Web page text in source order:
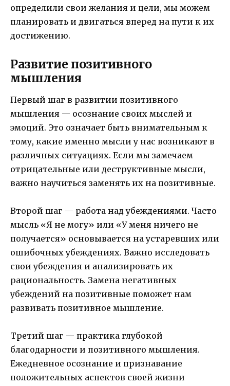
определили свои желания и цели, мы можем
планировать и двигаться вперед на пути к их
достижению.
Развитие позитивного
мышления
Первый шаг в развитии позитивного
мышления — осознание своих мыслей и
эмоций. Это означает быть внимательным к
тому, какие именно мысли у нас возникают в
различных ситуациях. Если мы замечаем
отрицательные или деструктивные мысли,
важно научиться заменять их на позитивные.
Второй шаг — работа над убеждениями. Часто
мысль «Я не могу» или «У меня ничего не
получается» основывается на устаревших или
ошибочных убеждениях. Важно исследовать
свои убеждения и анализировать их
рациональность. Замена негативных
убеждений на позитивные поможет нам
развивать позитивное мышление.
Третий шаг — практика глубокой
благодарности и позитивного мышления.
Ежедневное осознание и признавание
положительных аспектов своей жизни